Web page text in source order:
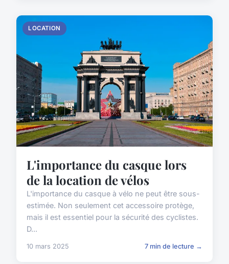
LOCATION
L'importance du casque lors
de la location de vélos
L'importance du casque à vélo ne peut être sous-
estimée. Non seulement cet accessoire protège,
mais il est essentiel pour la sécurité des cyclistes.
D...
10 mars 2025 7 min de lecture →